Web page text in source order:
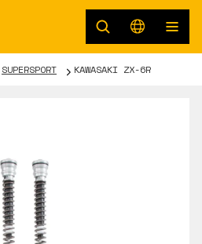
SUPERSPORT KAWASAKI ZX-6R